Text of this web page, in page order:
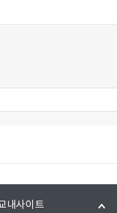
내사이트